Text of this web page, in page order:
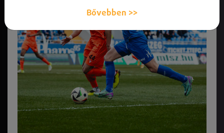
Bővebben >>